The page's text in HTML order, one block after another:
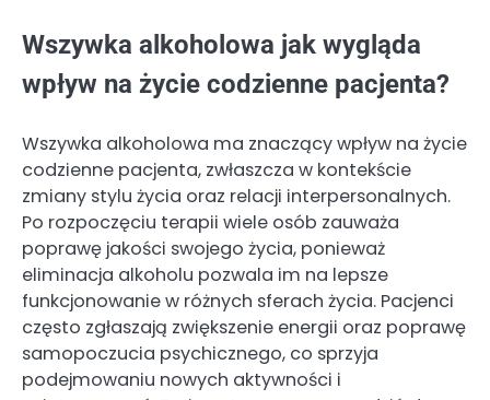
Wszywka alkoholowa jak wygląda
wpływ na życie codzienne pacjenta?
Wszywka alkoholowa ma znaczący wpływ na życie
codzienne pacjenta, zwłaszcza w kontekście
zmiany stylu życia oraz relacji interpersonalnych.
Po rozpoczęciu terapii wiele osób zauważa
poprawę jakości swojego życia, ponieważ
eliminacja alkoholu pozwala im na lepsze
funkcjonowanie w różnych sferach życia. Pacjenci
często zgłaszają zwiększenie energii oraz poprawę
samopoczucia psychicznego, co sprzyja
podejmowaniu nowych aktywności i